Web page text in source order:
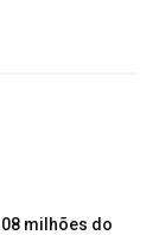
milhões do